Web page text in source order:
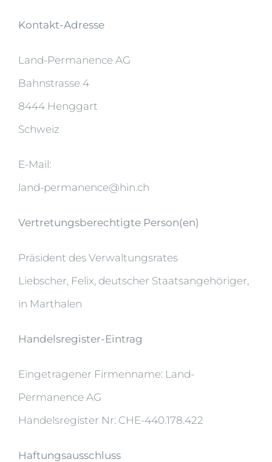
Kontakt-Adresse
Land-Permanence AG
Bahnstrasse 4
8444 Henggart
Schweiz
E-Mail:
land-permanence@hin.ch
Vertretungsberechtigte Person(en)
Präsident des Verwaltungsrates
Liebscher, Felix, deutscher Staatsangehöriger,
in Marthalen
Handelsregister-Eintrag
Eingetragener Firmenname: Land-
Permanence AG
Handelsregister Nr: CHE-440.178.422
Haftungsausschluss